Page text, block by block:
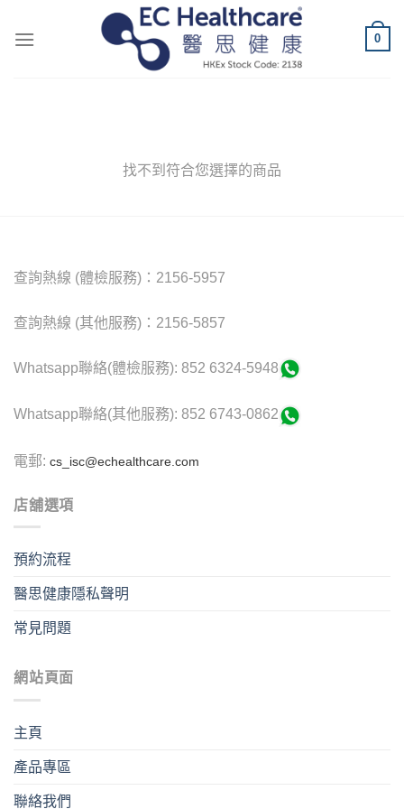
0
找不到符合您選擇的商品
查詢熱線 (體檢服務)：2156-5957
查詢熱線 (其他服務)：2156-5857
Whatsapp聯絡(體檢服務): 852 6324-5948
Whatsapp聯絡(其他服務): 852 6743-0862
電郵: cs_isc@echealthcare.com
店舖選項
預約流程
醫思健康隱私聲明
常見問題
網站頁面
主頁
產品專區
聯絡我們